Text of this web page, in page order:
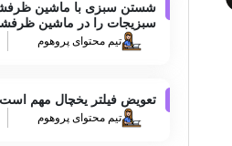
شستن سبزی با ماشین
سبزیجات را در ماشین
تیم محتوای پروهوم
تعویض فیلتر یخچال مهم
تیم محتوای پروهوم